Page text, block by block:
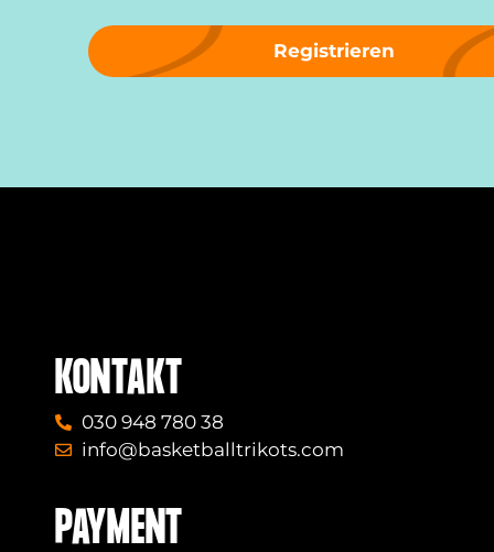
Registrieren
KONTAKT
030 948 780 38
info@basketballtrikots.com
PAYMENT